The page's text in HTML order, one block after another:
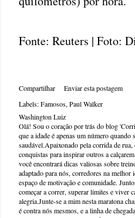
Fonte: Reuters | Foto:
Compartilhar
Enviar esta postagem
Labels:Famosos Paul Walker
Washington Luiz
Olá! Sou o coração por trás do blog
que a idade é apenas um número
saudável.Apaixonado pela corrida de
conquistas para inspirar outros a
você encontrará dicas valiosas sobre
adaptado para nós, corredores na
espaço de motivação e comunidade.
começar a correr, superar limites e viver
alegria.Junte-se a mim nesta maratona
é contra nós mesmos, e a linha de